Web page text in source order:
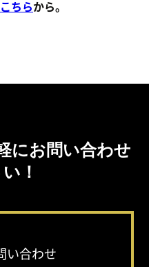
ちらから。
にお問い合わせ
！
い合わせ